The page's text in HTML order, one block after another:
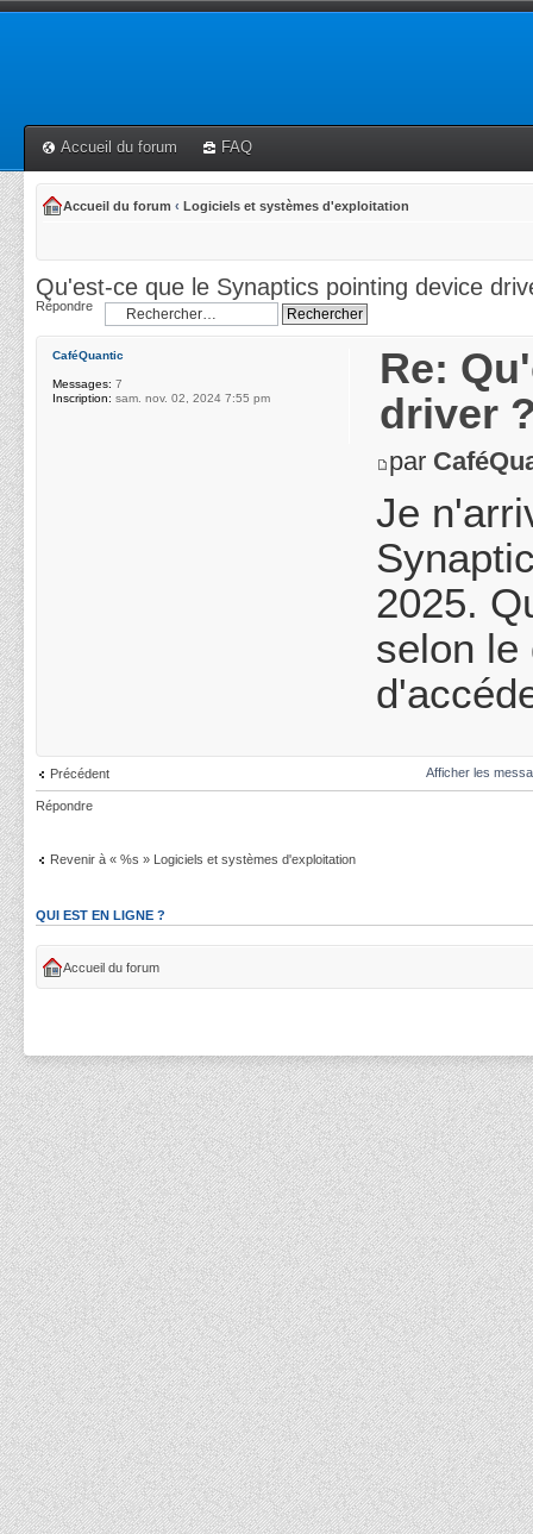
Accueil du forum FAQ
Accueil du forum ‹ Logiciels et systèmes d'exploitation
Qu'est-ce que le Synaptics pointing device
Répondre
Re:
driver
par
Je
2025.
selon le
CaféQuantic
Messages: 7
Inscription: sam. nov. 02, 2024 7:55 pm
Précédent Afficher les
Répondre
Revenir à « %s » Logiciels et systèmes d'exploitation
QUI EST EN LIGNE ?
Accueil du forum